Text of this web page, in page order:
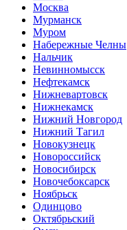
Москва
Мурманск
Муром
Набережные Челны
Нальчик
Невинномысск
Нефтекамск
Нижневартовск
Нижнекамск
Нижний Новгород
Нижний Тагил
Новокузнецк
Новороссийск
Новосибирск
Новочебоксарск
Ноябрьск
Одинцово
Октябрьский